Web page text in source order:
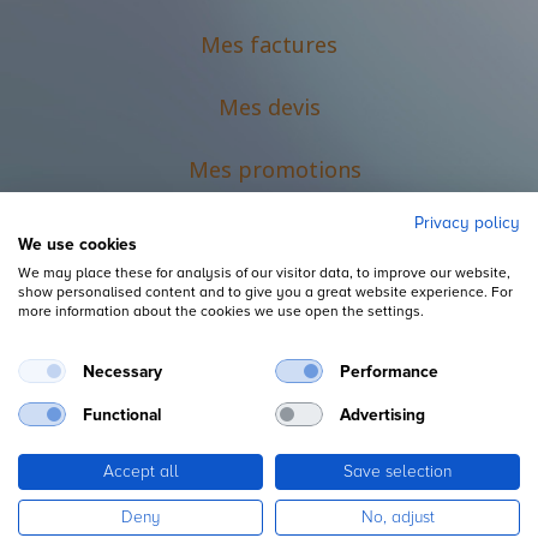
Mes factures
Mes devis
Mes promotions
Mentions légales
Copyright © L'Espace du Petit Futé
Fourni par
, le n°1Open Source eCommerce
Privacy policy
We use cookies
We may place these for analysis of our visitor data, to improve our website,
show personalised content and to give you a great website experience. For
more information about the cookies we use open the settings.
Necessary Performance
Functional Advertising
Accept all Save selection
Deny No, adjust